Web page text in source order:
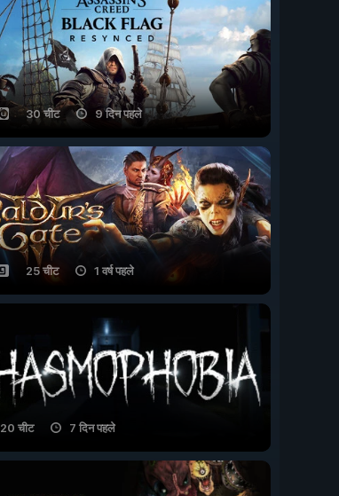
30 चीट 9 दिन पहले
25 चीट 1 वर्ष पहले
20 चीट 7 दिन पहले